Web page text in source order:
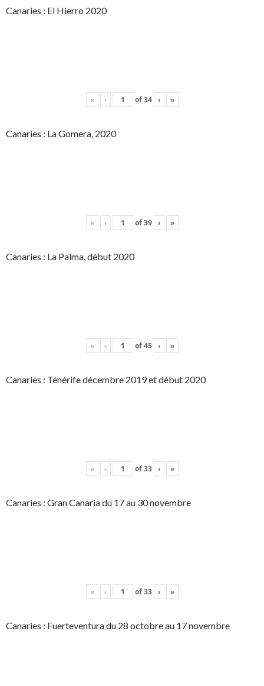
Canaries : El Hierro 2020
« ‹ of34 › »
Canaries : La Gomera, 2020
« ‹ of39 › »
Canaries : La Palma, début 2020
« ‹ of45 › »
Canaries : Ténérife décembre 2019 et début 2020
« ‹ of33 › »
Canaries : Gran Canaria du 17 au 30 novembre
« ‹ of33 › »
Canaries : Fuerteventura du 28 octobre au 17 novembre